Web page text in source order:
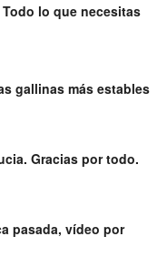
lo que necesitas
gallinas más estables
Gracias por todo.
pasada, vídeo por